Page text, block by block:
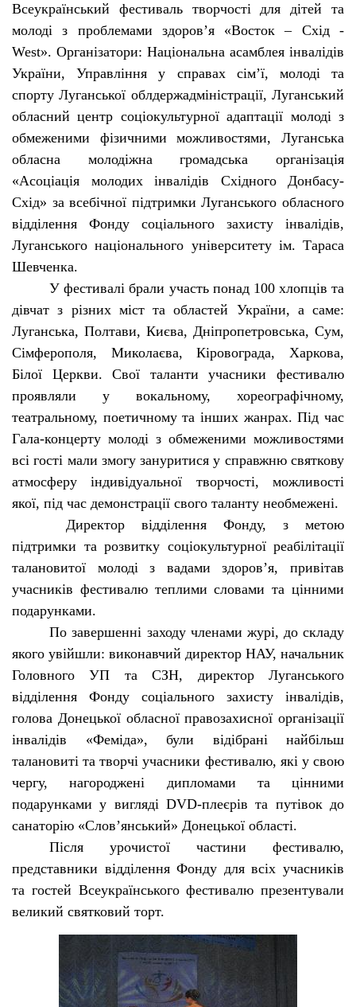
Всеукраїнський фестиваль творчості для дітей та
молоді з проблемами здоров’я «Восток – Схід -
West». Організатори: Національна асамблея інвалідів
України, Управління у справах сім’ї, молоді та
спорту Луганської облдержадміністрації, Луганський
обласний центр соціокультурної адаптації молоді з
обмеженими фізичними можливостями, Луганська
обласна молодіжна громадська організація
«Асоціація молодих інвалідів Східного Донбасу-
Схід» за всебічної підтримки Луганського обласного
відділення Фонду соціального захисту інвалідів,
Луганського національного університету ім. Тараса
Шевченка.
У фестивалі брали участь понад 100 хлопців та
дівчат з різних міст та областей України, а саме:
Луганська, Полтави, Києва, Дніпропетровська, Сум,
Сімферополя, Миколаєва, Кіровограда, Харкова,
Білої Церкви. Свої таланти учасники фестивалю
проявляли у вокальному, хореографічному,
театральному, поетичному та інших жанрах. Під час
Гала-концерту молоді з обмеженими можливостями
всі гості мали змогу зануритися у справжню святкову
атмосферу індивідуальної творчості, можливості
якої, під час демонстрації свого таланту необмежені.
Директор відділення Фонду, з метою
підтримки та розвитку соціокультурної реабілітації
талановитої молоді з вадами здоров’я, привітав
учасників фестивалю теплими словами та цінними
подарунками.
По завершенні заходу членами журі, до складу
якого увійшли: виконавчий директор НАУ, начальник
Головного УП та СЗН, директор Луганського
відділення Фонду соціального захисту інвалідів,
голова Донецької обласної правозахисної організації
інвалідів «Феміда», були відібрані найбільш
талановиті та творчі учасники фестивалю, які у свою
чергу, нагороджені дипломами та цінними
подарунками у вигляді DVD-плеєрів та путівок до
санаторію «Слов’янський» Донецької області.
Після урочистої частини фестивалю,
представники відділення Фонду для всіх учасників
та гостей Всеукраїнського фестивалю презентували
великий святковий торт.